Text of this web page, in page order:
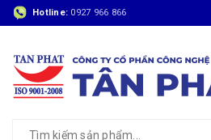
Hotline: 0927 966 866